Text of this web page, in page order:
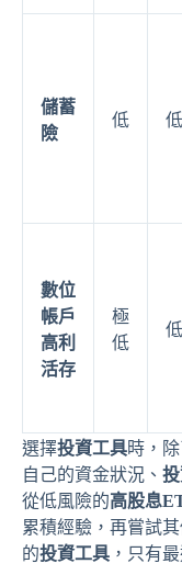
儲蓄
險
低 低
數位
帳戶
高利
活存
極
低
低
選擇投資工具時，
自己的資金狀況、
從低風險的高股息
累積經驗，再嘗試其
的投資工具 ，只有